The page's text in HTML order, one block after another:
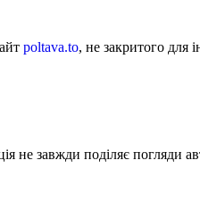
poltava.to, не закритого для
не завжди поділяє погляди